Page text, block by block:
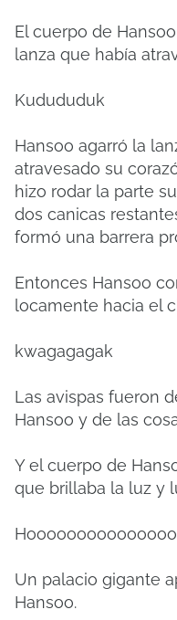
El cuerpo de
lanza que había
Kudududuk
Hansoo agarró la
atravesado su
hizo rodar la parte
dos canicas
formó una barrera
Entonces Hansoo
locamente hacia el
kwagagagak
Las avispas fueron
Hansoo y de las
Y el cuerpo de
que brillaba la luz y
Un palacio gigante
Hansoo.